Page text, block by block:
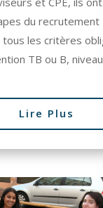
du recrutement
les critères
TB ou B,
Lire Plus